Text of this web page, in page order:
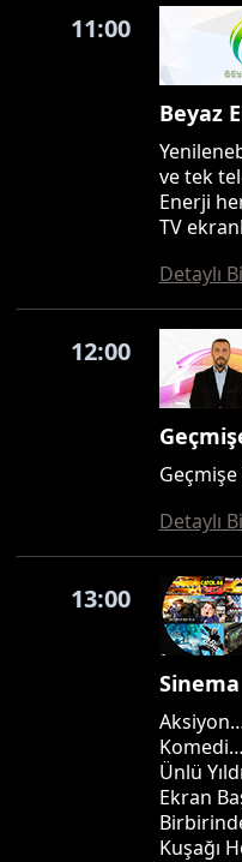
11:00
Beyaz
ve tek
Enerji
TV
Detaylı
12:00
Detaylı
13:00
Sinema
Ünlü
Ekran
Kuşağı